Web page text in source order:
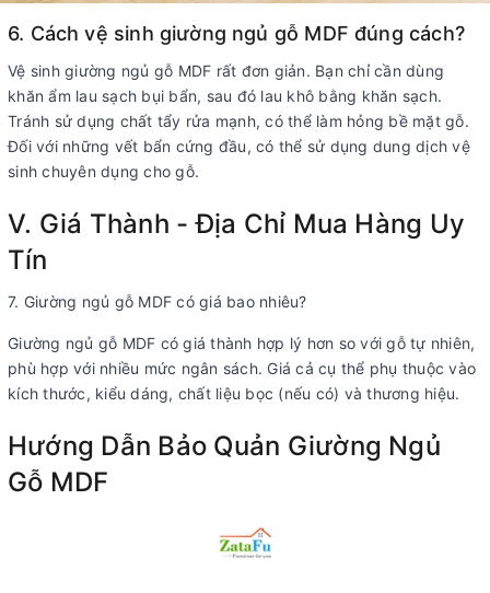
6. Cách vệ sinh giường ngủ gỗ MDF đúng cách?
Vệ sinh giường ngủ gỗ MDF rất đơn giản. Bạn chỉ cần dùng
khăn ẩm lau sạch bụi bẩn, sau đó lau khô bằng khăn sạch.
Tránh sử dụng chất tẩy rửa mạnh, có thể làm hỏng bề mặt gỗ.
Đối với những vết bẩn cứng đầu, có thể sử dụng dung dịch vệ
sinh chuyên dụng cho gỗ.
V. Giá Thành - Địa Chỉ Mua Hàng Uy
Tín
7. Giường ngủ gỗ MDF có giá bao nhiêu?
Giường ngủ gỗ MDF có giá thành hợp lý hơn so với gỗ tự nhiên,
phù hợp với nhiều mức ngân sách. Giá cả cụ thể phụ thuộc vào
kích thước, kiểu dáng, chất liệu bọc (nếu có) và thương hiệu.
Hướng Dẫn Bảo Quản Giường Ngủ
Gỗ MDF